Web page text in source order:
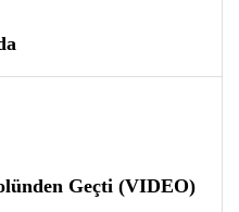
Geçti (VIDEO)